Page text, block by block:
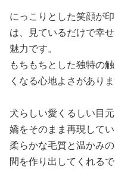
にっこりとした笑顔が
は、見ているだけで幸
魅力です。
もちもちとした独特の
くなる心地よさがありま
犬らしい愛くるしい目
嬌をそのまま再現してい
柔らかな毛質と温かみ
間を作り出してくれるで